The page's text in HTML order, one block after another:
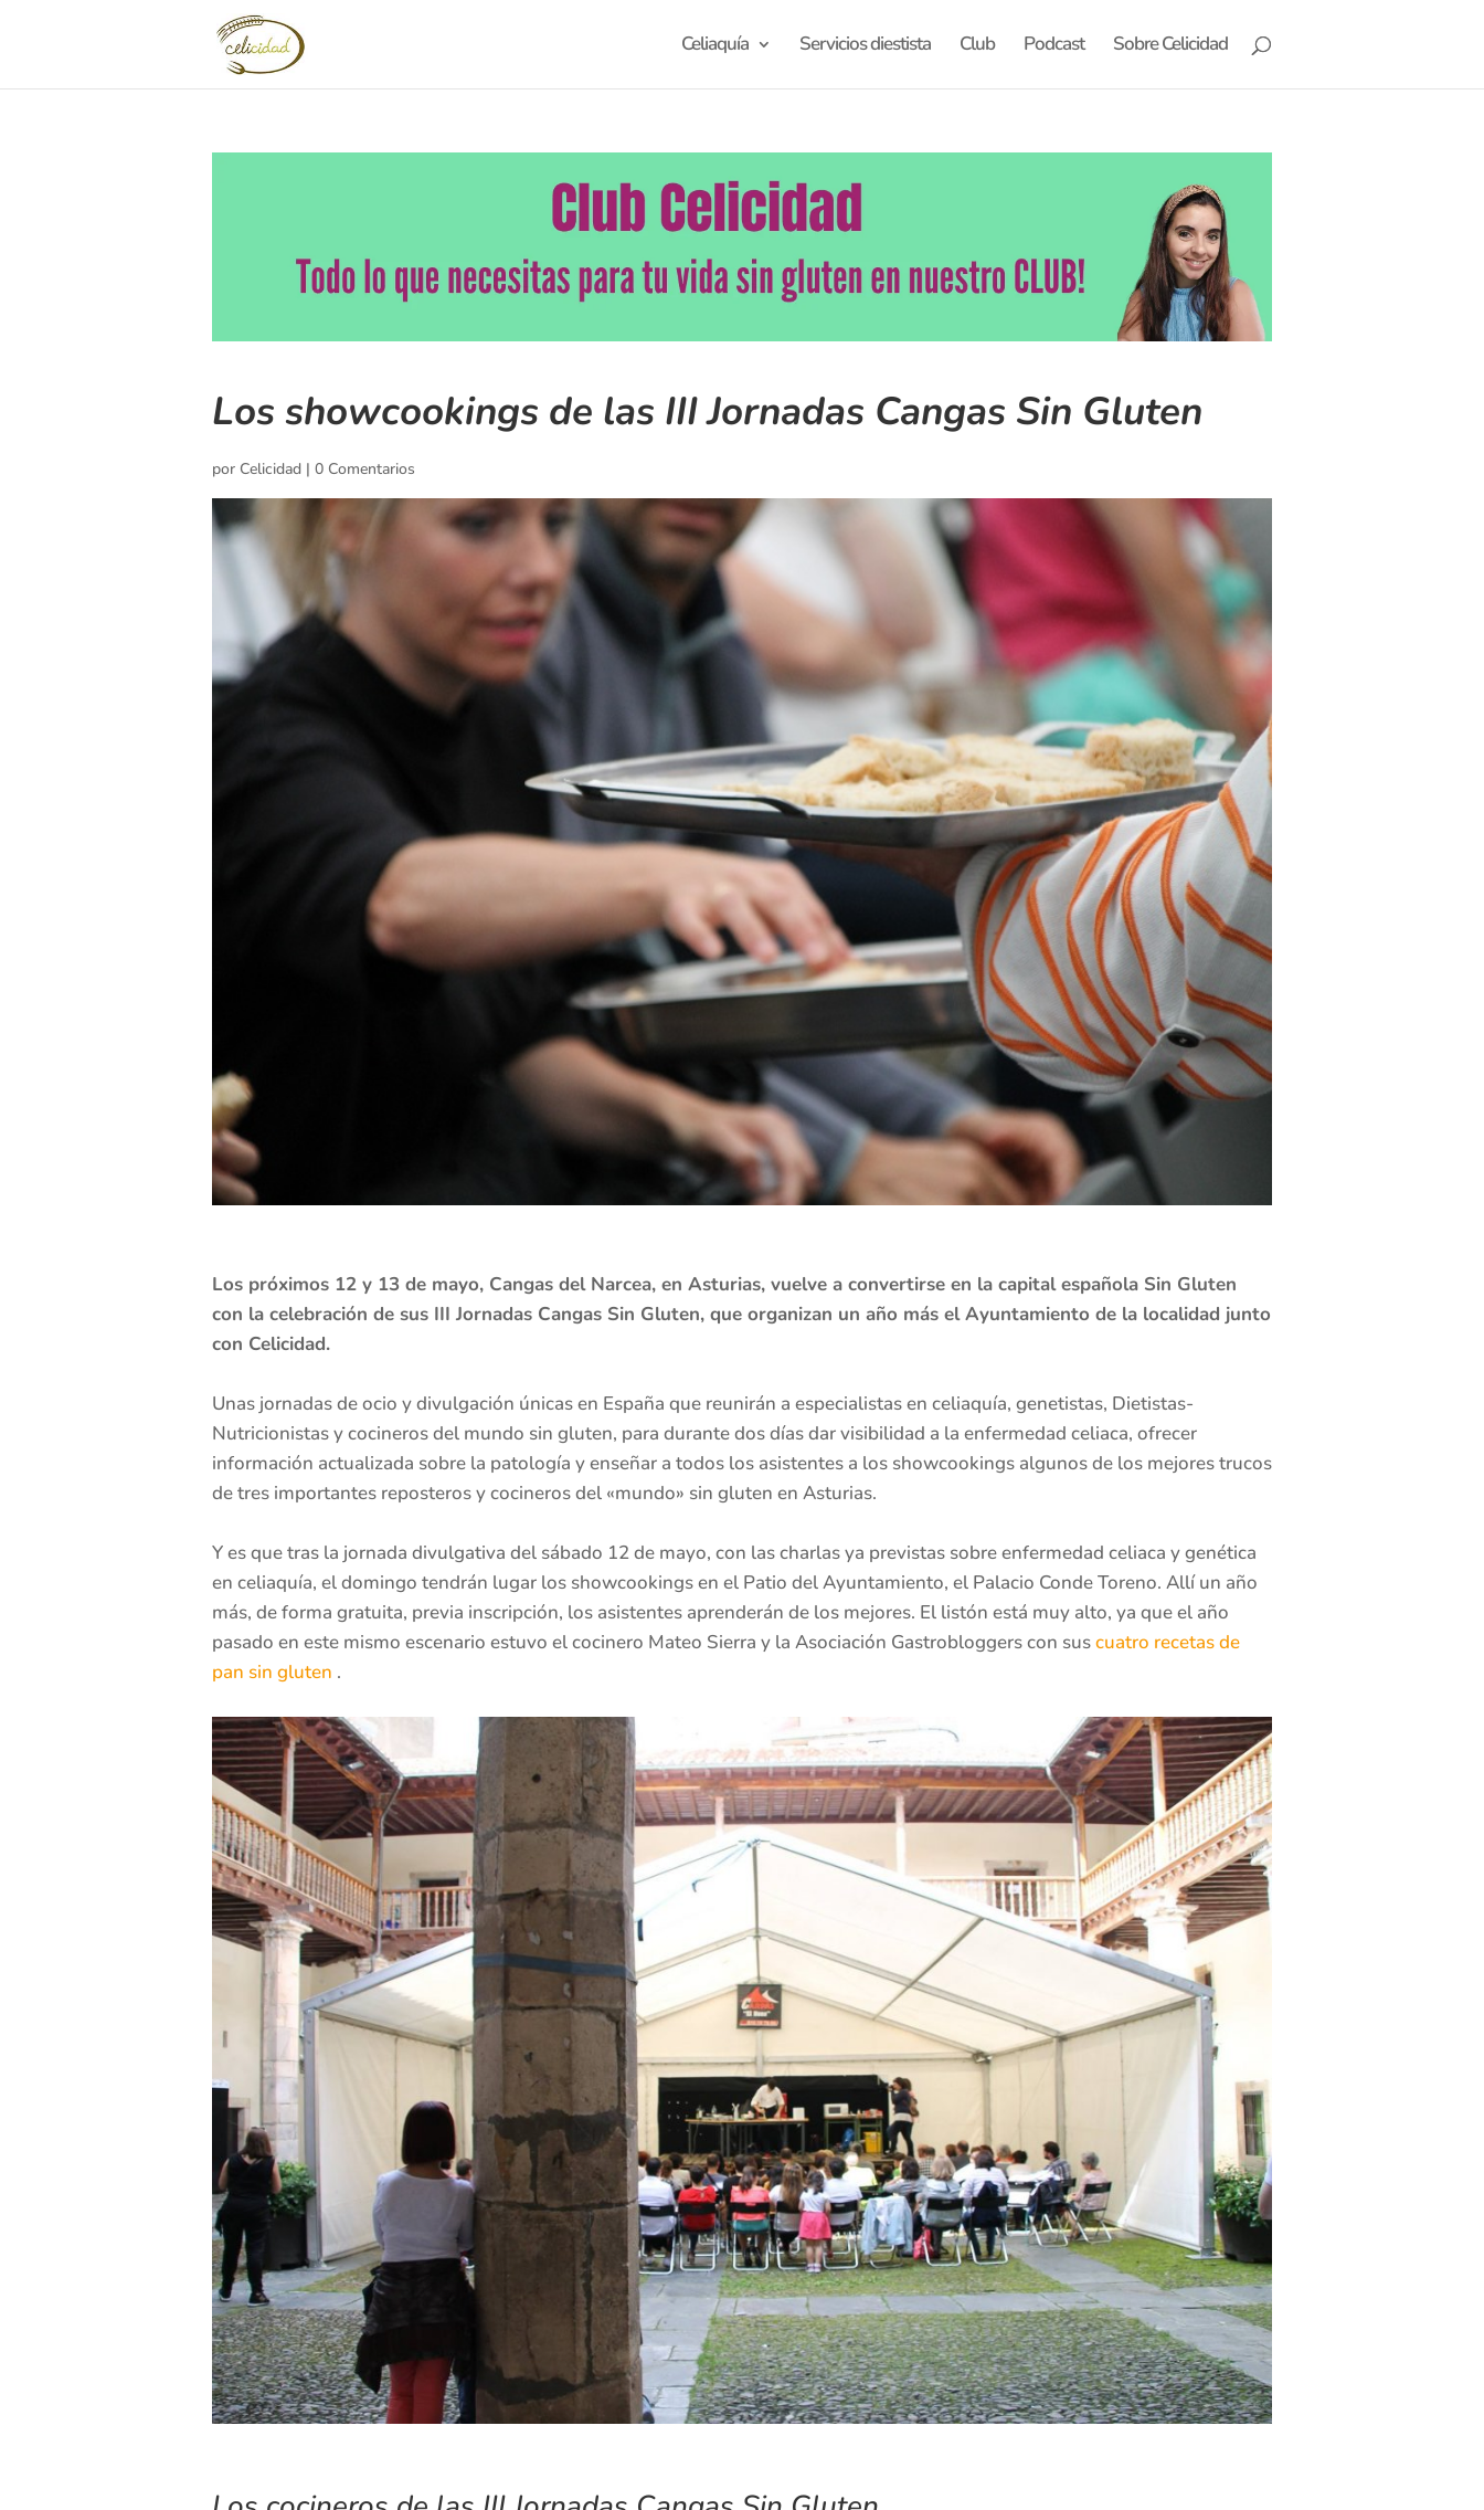
Celiaquía Servicios diestista Club Podcast Sobre Celicidad
Los showcookings de las III Jornadas Cangas Sin Gluten
por Celicidad | 0 Comentarios
Los próximos 12 y 13 de mayo, Cangas del Narcea, en Asturias, vuelve a convertirse en la capital española Sin Gluten
con la celebración de sus III Jornadas Cangas Sin Gluten, que organizan un año más el Ayuntamiento de la localidad junto
con Celicidad.
Unas jornadas de ocio y divulgación únicas en España que reunirán a especialistas en celiaquía, genetistas, Dietistas-
Nutricionistas y cocineros del mundo sin gluten, para durante dos días dar visibilidad a la enfermedad celiaca, ofrecer
información actualizada sobre la patología y enseñar a todos los asistentes a los showcookings algunos de los mejores trucos
de tres importantes reposteros y cocineros del «mundo» sin gluten en Asturias.
Y es que tras la jornada divulgativa del sábado 12 de mayo, con las charlas ya previstas sobre enfermedad celiaca y genética
en celiaquía, el domingo tendrán lugar los showcookings en el Patio del Ayuntamiento, el Palacio Conde Toreno. Allí un año
más, de forma gratuita, previa inscripción, los asistentes aprenderán de los mejores. El listón está muy alto, ya que el año
pasado en este mismo escenario estuvo el cocinero Mateo Sierra y la Asociación Gastrobloggers con suscuatro recetas de
pan sin gluten .